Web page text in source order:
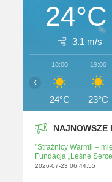
24°C
3.1 m/s
18:00
24°C
19:00
23°C
‹
NAJNOWSZE
"Strażnicy Warmii –
Fundacja „Leśne
2026-07-23 06:44:55